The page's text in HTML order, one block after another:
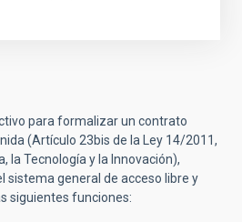
para formalizar un contrato
(Artículo 23bis de la Ley 14/2011,
la Tecnología y la Innovación),
sistema general de acceso libre y
siguientes funciones: